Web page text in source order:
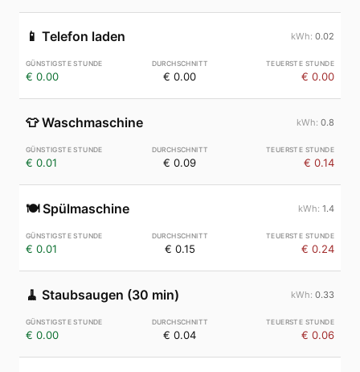
📱 Telefon laden 0.02
€ 0.00 € 0.00 € 0.00
👕 Waschmaschine 0.8
€ 0.01 € 0.09 € 0.14
🍽️ Spülmaschine 1.4
€ 0.01 € 0.15 € 0.24
🧹 Staubsaugen (30 min) 0.33
€ 0.00 € 0.04 € 0.06